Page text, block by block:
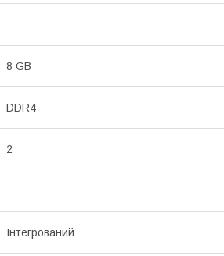
8 GB
DDR4
2
Інтегрований